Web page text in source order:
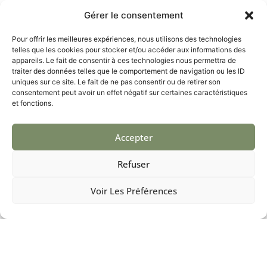
Gérer le consentement
Pour offrir les meilleures expériences, nous utilisons des technologies
telles que les cookies pour stocker et/ou accéder aux informations des
appareils. Le fait de consentir à ces technologies nous permettra de
traiter des données telles que le comportement de navigation ou les ID
uniques sur ce site. Le fait de ne pas consentir ou de retirer son
consentement peut avoir un effet négatif sur certaines caractéristiques
et fonctions.
Accepter
Refuser
Voir Les Préférences
L’application des revêtements doit être effectuée avec
Sous-couche: Appliquez une sous-couche pour
améliorer l’adhérence et la durabilité des finitions.
Application de la finition: Appliquez la peinture,
le crépi ou l’enduit en suivant les instructions du
fabricant. Assurez-vous d’obtenir une couverture
Pomeyrol Peinture utilise des techniques professionnelles
pour garantir une application précise et une finition de
haute qualité.
Entretien Post-
Ravalement